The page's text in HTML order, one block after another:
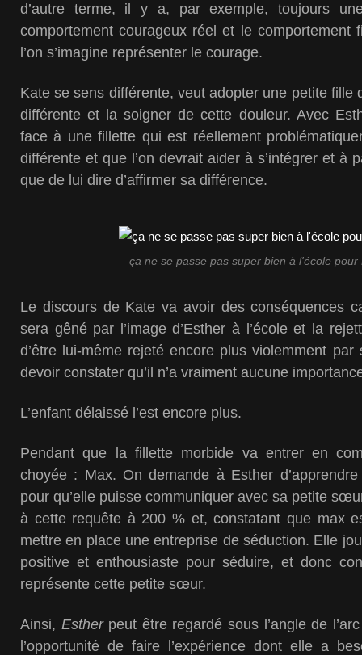
d’autre terme, il y a, par exemple, toujours
comportement courageux réel et le comportement
l’on s’imagine représenter le courage.
Kate se sens différente, veut adopter une petite fille
différente et la soigner de cette douleur. Avec
face à une fillette qui est réellement
différente et que l’on devrait aider à s’intégrer et à
que de lui dire d’affirmer sa différence.
ça ne se passe pas super bien à l'école pour
Le discours de Kate va avoir des conséquences
sera gêné par l’image d’Esther à l’école et la
d’être lui-même rejeté encore plus violemment
devoir constater qu’il n’a vraiment aucune
L’enfant délaissé l’est encore plus.
Pendant que la fillette morbide va entrer en
choyée : Max. On demande à Esther
pour qu’elle puisse communiquer avec sa petite
à cette requête à 200 % et, constatant que max
mettre en place une entreprise de séduction. Elle
positive et enthousiaste pour séduire, et donc
représente cette petite sœur.
Ainsi, Estherpeut être regardé sous l’angle de
l’opportunité de faire l’expérience dont elle a